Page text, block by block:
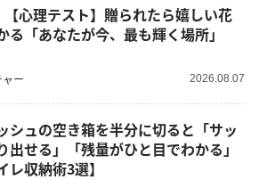
る「あなたが今、最も輝く場所」
ー 2026.08.07
シュの空き箱を半分に切ると「サッ
出せる」「残量がひと目でわかる」
レ収納術3選】